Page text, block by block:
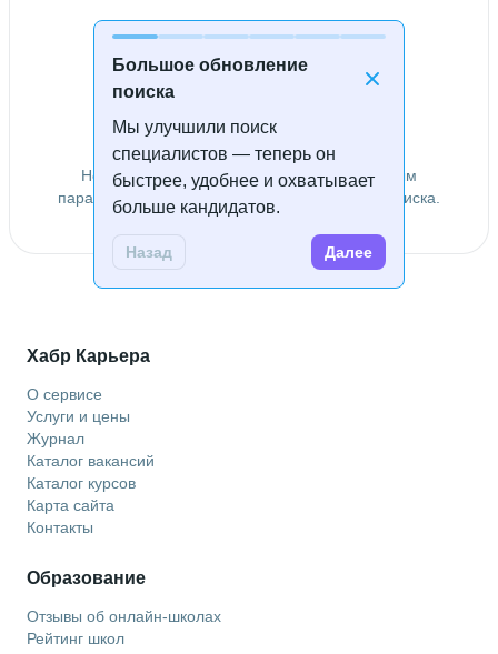
Большое обновление
поиска
Мы улучшили поиск
специалистов — теперь он
быстрее, удобнее и охватывает
больше кандидатов.
Назад Далее
Специалисты не найдены
Не удалось найти специалистов по заданным
параметрам. Попробуйте изменить условия поиска.
Хабр Карьера
О сервисе
Услуги и цены
Журнал
Каталог вакансий
Каталог курсов
Карта сайта
Контакты
Образование
Отзывы об онлайн-школах
Рейтинг школ